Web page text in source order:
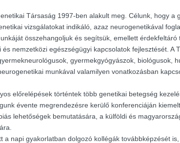
Társaság 1997-ben alakult meg. Célunk, hogy a
vizsgálatokat indikáló, azaz neurogenetikával
összehangoljuk és segítsük, emellett érdekfeltáró
nemzetközi egészségügyi kapcsolatok fejlesztését. A
gyermekgyógyászok, biológusok,
munkával valamilyen vonatkozásban
előrelépések történtek több genetikai betegség
évente megrendezésre kerülő konferenciáján
lehetőségek bemutatására, a külföldi és
a napi gyakorlatban dolgozó kollégák továbbképzését